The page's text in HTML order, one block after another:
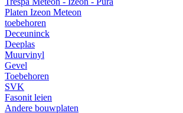
Platen Izeon Meteon
toebehoren
Deceuninck
Deeplas
Muurvinyl
Gevel
Toebehoren
SVK
Fasonit leien
Andere bouwplaten